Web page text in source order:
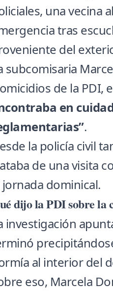
una vecina
tras
del
subcomisaria
de la PDI,
en
.
la policía civil
de una visita
jornada dominical.
dijo la PDI sobre la
investigación
al interior del
eso, Marcela